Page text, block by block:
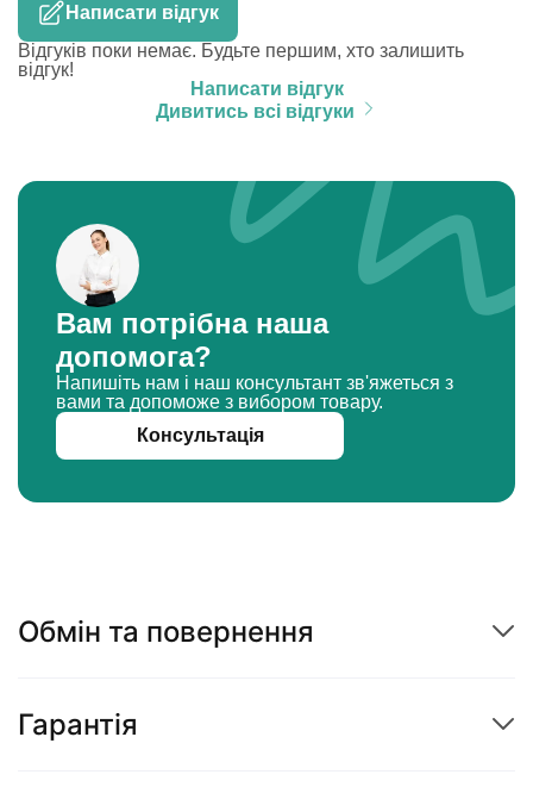
Написати відгук
Відгуків поки немає. Будьте першим, хто залишить
відгук!
Написати відгук
Дивитись всі відгуки
Вам потрібна наша
допомога?
Напишіть нам і наш консультант зв'яжеться з
вами та допоможе з вибором товару.
Консультація
Обмін та повернення
Гарантія